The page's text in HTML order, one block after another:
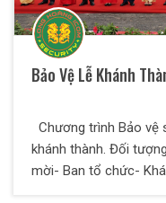
Bảo Vệ Lễ Khánh
Chương trình Bảo vệ
khánh thành. Đối
mời- Ban tổ chức-